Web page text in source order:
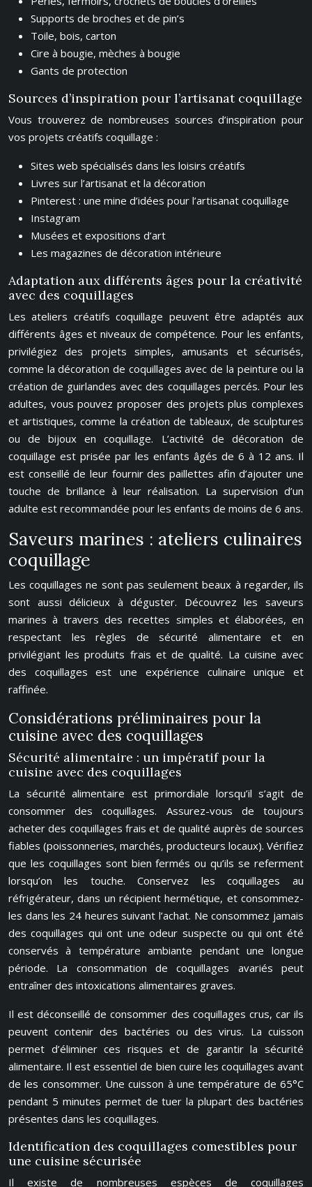
Supports de broches et de pin’s
Toile, bois, carton
Cire à bougie, mèches à bougie
Gants de protection
Sources d’inspiration pour l’artisanat coquillage
Vous trouverez de nombreuses sources d’inspiration pour
vos projets créatifs coquillage :
Sites web spécialisés dans les loisirs créatifs
Livres sur l’artisanat et la décoration
Pinterest : une mine d’idées pour l’artisanat coquillage
Instagram
Musées et expositions d’art
Les magazines de décoration intérieure
Adaptation aux différents âges pour la créativité
avec des coquillages
Les ateliers créatifs coquillage peuvent être adaptés aux
différents âges et niveaux de compétence. Pour les enfants,
privilégiez des projets simples, amusants et sécurisés,
comme la décoration de coquillages avec de la peinture ou la
création de guirlandes avec des coquillages percés. Pour les
adultes, vous pouvez proposer des projets plus complexes
et artistiques, comme la création de tableaux, de sculptures
ou de bijoux en coquillage. L’activité de décoration de
coquillage est prisée par les enfants âgés de 6 à 12 ans. Il
est conseillé de leur fournir des paillettes afin d’ajouter une
touche de brillance à leur réalisation. La supervision d’un
adulte est recommandée pour les enfants de moins de 6 ans.
Saveurs marines : ateliers culinaires
coquillage
Les coquillages ne sont pas seulement beaux à regarder, ils
sont aussi délicieux à déguster. Découvrez les saveurs
marines à travers des recettes simples et élaborées, en
respectant les règles de sécurité alimentaire et en
privilégiant les produits frais et de qualité. La cuisine avec
des coquillages est une expérience culinaire unique et
raffinée.
Considérations préliminaires pour la
cuisine avec des coquillages
Sécurité alimentaire : un impératif pour la
cuisine avec des coquillages
La sécurité alimentaire est primordiale lorsqu’il s’agit de
consommer des coquillages. Assurez-vous de toujours
acheter des coquillages frais et de qualité auprès de sources
fiables (poissonneries, marchés, producteurs locaux). Vérifiez
que les coquillages sont bien fermés ou qu’ils se referment
lorsqu’on les touche. Conservez les coquillages au
réfrigérateur, dans un récipient hermétique, et consommez-
les dans les 24 heures suivant l’achat. Ne consommez jamais
des coquillages qui ont une odeur suspecte ou qui ont été
conservés à température ambiante pendant une longue
période. La consommation de coquillages avariés peut
entraîner des intoxications alimentaires graves.
Il est déconseillé de consommer des coquillages crus, car ils
peuvent contenir des bactéries ou des virus. La cuisson
permet d’éliminer ces risques et de garantir la sécurité
alimentaire. Il est essentiel de bien cuire les coquillages avant
de les consommer. Une cuisson à une température de 65°C
pendant 5 minutes permet de tuer la plupart des bactéries
présentes dans les coquillages.
Identification des coquillages comestibles pour
une cuisine sécurisée
Il existe de nombreuses espèces de coquillages